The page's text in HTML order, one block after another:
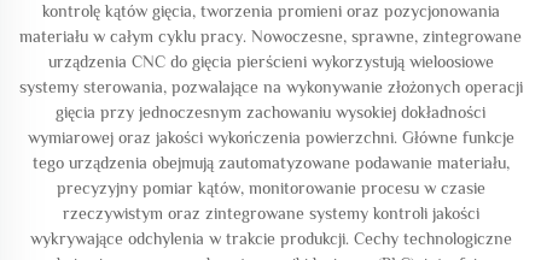
kontrolę kątów gięcia, tworzenia promieni oraz pozycjonowania
materiału w całym cyklu pracy. Nowoczesne, sprawne, zintegrowane
urządzenia CNC do gięcia pierścieni wykorzystują wieloosiowe
systemy sterowania, pozwalające na wykonywanie złożonych operacji
gięcia przy jednoczesnym zachowaniu wysokiej dokładności
wymiarowej oraz jakości wykończenia powierzchni. Główne funkcje
tego urządzenia obejmują zautomatyzowane podawanie materiału,
precyzyjny pomiar kątów, monitorowanie procesu w czasie
rzeczywistym oraz zintegrowane systemy kontroli jakości
wykrywające odchylenia w trakcie produkcji. Cechy technologiczne